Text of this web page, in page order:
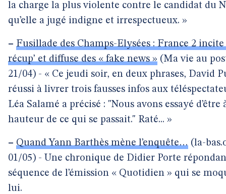
la charge la plus violente contre le candidat du
qu’elle a jugé indigne et irrespectueux. »
– Fusillade des Champs-Elysées : France 2 incite
récup’ et diffuse des « fake news » (Ma vie au
21/04) - « Ce jeudi soir, en deux phrases, David
réussi à livrer trois fausses infos aux
Léa Salamé a précisé : "Nous avons essayé d’être
hauteur de ce qui se passait." Raté... »
– Quand Yann Barthès mène l’enquête… (la-
01/05) - Une chronique de Didier Porte
séquence de l’émission « Quotidien » qui se
lui.